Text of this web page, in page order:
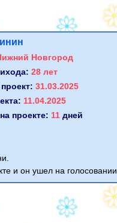
Новгород
28 лет
31.03.2025
11.04.2025
проекте: 11дней
и он ушел на голосовании.